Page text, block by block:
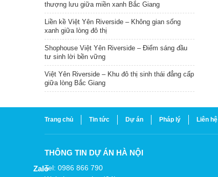
thượng lưu giữa miền xanh Bắc Giang
Liền kề Việt Yên Riverside – Không gian sống
xanh giữa lòng đô thị
Shophouse Việt Yên Riverside – Điểm sáng đầu
tư sinh lời bền vững
Việt Yên Riverside – Khu đô thị sinh thái đẳng cấp
giữa lòng Bắc Giang
Trang chủ Tin tức Dự án Pháp lý Liên hệ
THÔNG TIN DỰ ÁN HÀ NỘI
Tel: 0986 866 790
Zalo